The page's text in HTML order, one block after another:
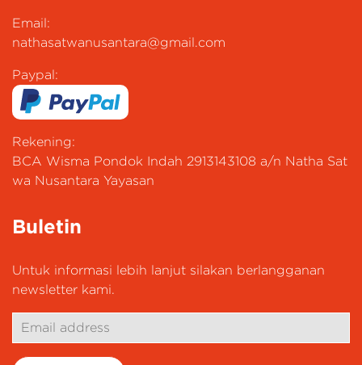
Email:
nathasatwanusantara@gmail.com
Paypal:
Rekening:
BCA Wisma Pondok Indah 2913143108 a/n Natha Sat
wa Nusantara Yayasan
Buletin
Untuk informasi lebih lanjut silakan berlangganan
newsletter kami.